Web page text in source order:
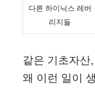
다른 하이닉스 레버
리지들
같은 기초자산,
왜 이런 일이